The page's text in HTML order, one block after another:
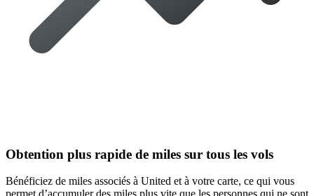
Obtention plus rapide de miles sur tous les vols
Bénéficiez de miles associés à United et à votre carte, ce qui vous